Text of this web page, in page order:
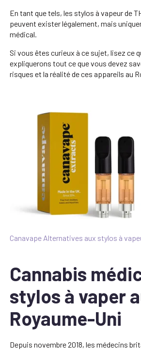
En tant que tels, les stylos à vapeur de
peuvent exister légalement, mais
médical.
Si vous êtes curieux à ce sujet, lisez ce
expliquerons tout ce que vous devez
risques et la réalité de ces appareils au
Canavape Alternatives aux stylos à
Cannabis
stylos à vaper
Royaume-Uni
Depuis novembre 2018, les médecins